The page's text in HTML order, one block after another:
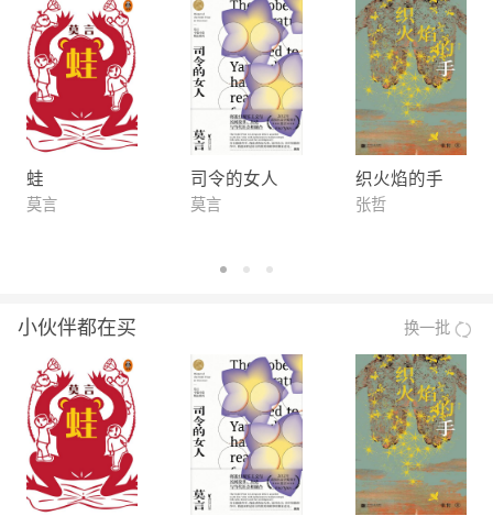
十年的记者，亲自到广西、广东和海南等地采访和体
验生活，根据真实案例写就了《红树林》。 莫言*次
走了城市，在艺术风格上渐渐从传说、神话、虚幻中
走出，将眼光投向身边喧闹真切的现实生活，稳重、
理智了许多，少了一激情、狂乱，多了一些从容不迫
的平静。 当乡村人物走都市，他们遭遇的权、钱、
情、色的多层面欲望，他们的迷失与成长，在今天读
书写了同样脱胎于苦难的两位女性，面对人生的诱惑
灵，红树林又会给这个瞬息万变、纸醉金迷的都市社
会带来怎样的坚守力量？ 他讲述的中国故事，洋溢
着浑厚、悲悯的人类情怀。他的作品不仅深受国内广
大读者的喜爱，而且就我所知，莫言的作品在国外也
深受一大批普通读者的喜爱。——中国作协主席 铁
凝 我认为真正的文化的东西确实需要一种民族的
蛙
莫言
司令的女人
莫言
织火焰的手
张哲
小伙伴都在买 换一批